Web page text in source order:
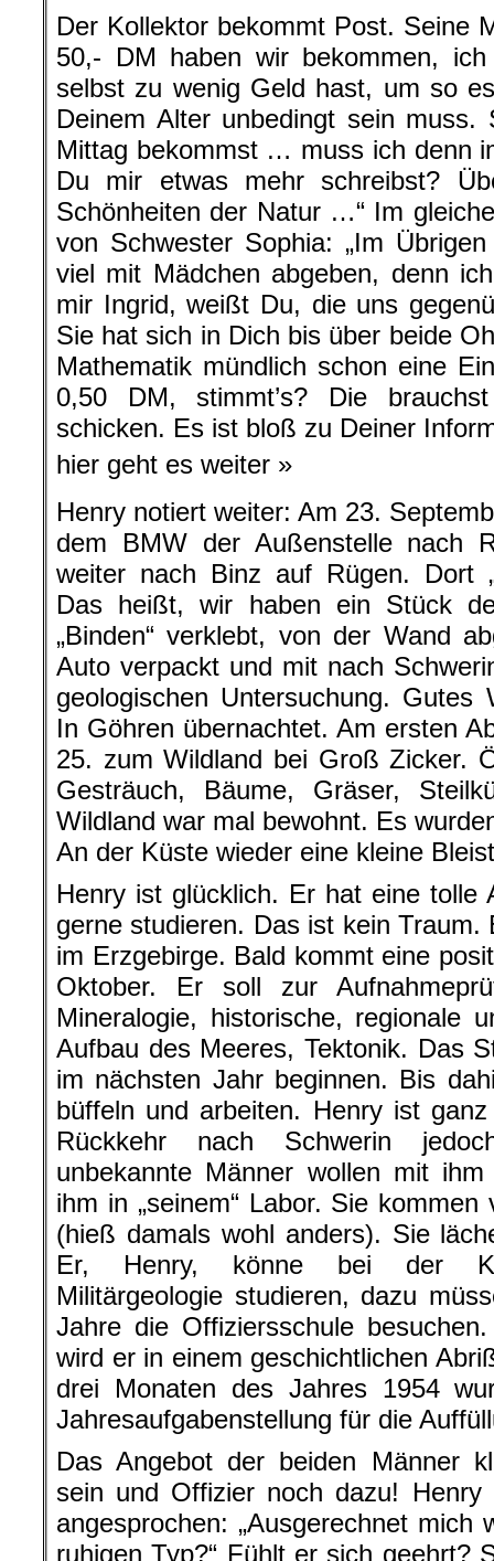
Der Kollektor bekommt Post. Seine
50,- DM haben wir bekommen,
selbst zu wenig Geld hast, um so
Deinem Alter unbedingt sein
Mittag bekommst … muss ich denn
Du mir etwas mehr schreibst?
Schönheiten der Natur …“ Im
von Schwester Sophia: „Im
viel mit Mädchen abgeben, denn
mir Ingrid, weißt Du, die uns
Sie hat sich in Dich bis über beide
Mathematik mündlich schon eine
0,50 DM, stimmt’s? Die
schicken. Es ist bloß zu Deiner
hier geht es weiter »
Henry notiert weiter: Am 23.
dem BMW der Außenstelle nach
weiter nach Binz auf Rügen. Dort
Das heißt, wir haben ein Stück
„Binden“ verklebt, von der Wand
Auto verpackt und mit nach
geologischen Untersuchung. Gutes
In Göhren übernachtet. Am ersten
25. zum Wildland bei Groß Zicker.
Gesträuch, Bäume, Gräser,
Wildland war mal bewohnt. Es
An der Küste wieder eine kleine
Henry ist glücklich. Er hat eine tolle
gerne studieren. Das ist kein
im Erzgebirge. Bald kommt eine
Oktober. Er soll zur
Mineralogie, historische, regionale
Aufbau des Meeres, Tektonik. Das
im nächsten Jahr beginnen. Bis
büffeln und arbeiten. Henry ist
Rückkehr nach Schwerin
unbekannte Männer wollen mit
ihm in „seinem“ Labor. Sie
(hieß damals wohl anders). Sie
Er, Henry, könne bei der
Militärgeologie studieren, dazu
Jahre die Offiziersschule
wird er in einem geschichtlichen
drei Monaten des Jahres 1954
Jahresaufgabenstellung für die
Das Angebot der beiden Männer
sein und Offizier noch dazu!
angesprochen: „Ausgerechnet
ruhigen Typ?“ Fühlt er sich geehrt?